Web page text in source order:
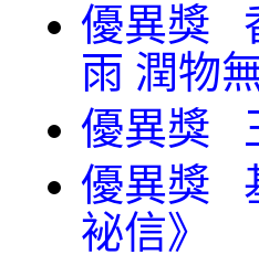
優異獎
雨 潤物
優異獎
優異獎
袐信》